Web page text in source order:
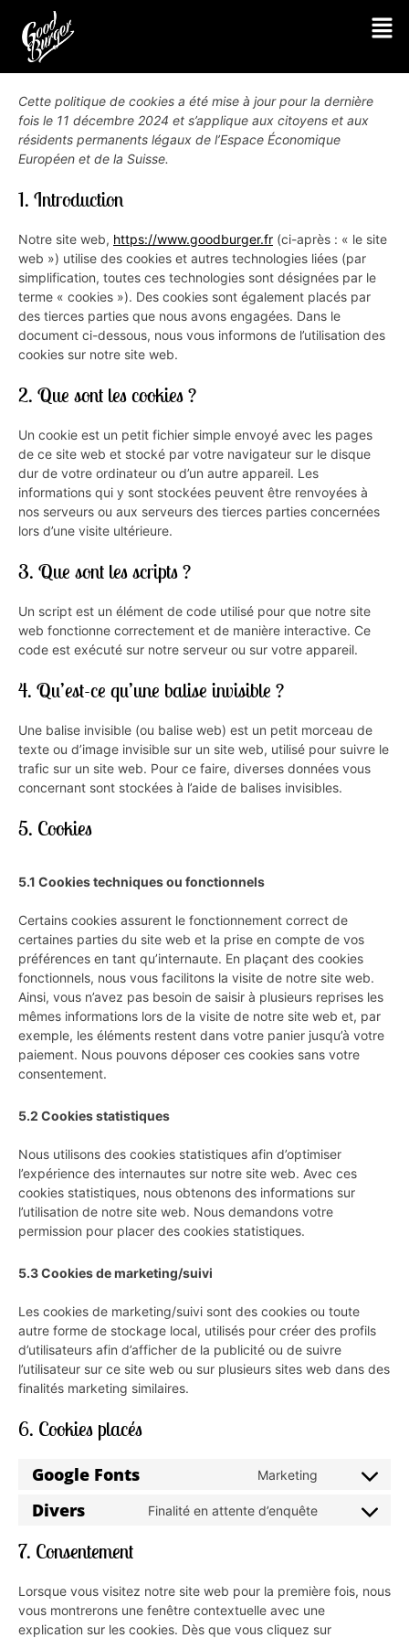
Cette politique de cookies a été mise à jour pour la dernière
fois le 11 décembre 2024 et s’applique aux citoyens et aux
résidents permanents légaux de l’Espace Économique
Européen et de la Suisse.
1. Introduction
Notre site web, https://www.goodburger.fr (ci-après : « le site
web ») utilise des cookies et autres technologies liées (par
simplification, toutes ces technologies sont désignées par le
terme « cookies »). Des cookies sont également placés par
des tierces parties que nous avons engagées. Dans le
document ci-dessous, nous vous informons de l’utilisation des
cookies sur notre site web.
2. Que sont les cookies ?
Un cookie est un petit fichier simple envoyé avec les pages
de ce site web et stocké par votre navigateur sur le disque
dur de votre ordinateur ou d’un autre appareil. Les
informations qui y sont stockées peuvent être renvoyées à
nos serveurs ou aux serveurs des tierces parties concernées
lors d’une visite ultérieure.
3. Que sont les scripts ?
Un script est un élément de code utilisé pour que notre site
web fonctionne correctement et de manière interactive. Ce
code est exécuté sur notre serveur ou sur votre appareil.
4. Qu’est-ce qu’une balise invisible ?
Une balise invisible (ou balise web) est un petit morceau de
texte ou d’image invisible sur un site web, utilisé pour suivre le
trafic sur un site web. Pour ce faire, diverses données vous
concernant sont stockées à l’aide de balises invisibles.
5. Cookies
5.1 Cookies techniques ou fonctionnels
Certains cookies assurent le fonctionnement correct de
certaines parties du site web et la prise en compte de vos
préférences en tant qu’internaute. En plaçant des cookies
fonctionnels, nous vous facilitons la visite de notre site web.
Ainsi, vous n’avez pas besoin de saisir à plusieurs reprises les
mêmes informations lors de la visite de notre site web et, par
exemple, les éléments restent dans votre panier jusqu’à votre
paiement. Nous pouvons déposer ces cookies sans votre
consentement.
5.2 Cookies statistiques
Nous utilisons des cookies statistiques afin d’optimiser
l’expérience des internautes sur notre site web. Avec ces
cookies statistiques, nous obtenons des informations sur
l’utilisation de notre site web. Nous demandons votre
permission pour placer des cookies statistiques.
5.3 Cookies de marketing/suivi
Les cookies de marketing/suivi sont des cookies ou toute
autre forme de stockage local, utilisés pour créer des profils
d’utilisateurs afin d’afficher de la publicité ou de suivre
l’utilisateur sur ce site web ou sur plusieurs sites web dans des
finalités marketing similaires.
6. Cookies placés
Google Fonts Marketing
Divers Finalité en attente d’enquête
7. Consentement
Lorsque vous visitez notre site web pour la première fois, nous
vous montrerons une fenêtre contextuelle avec une
explication sur les cookies. Dès que vous cliquez sur